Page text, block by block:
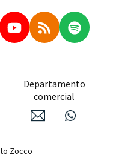
Departamento
comercial
Zocco